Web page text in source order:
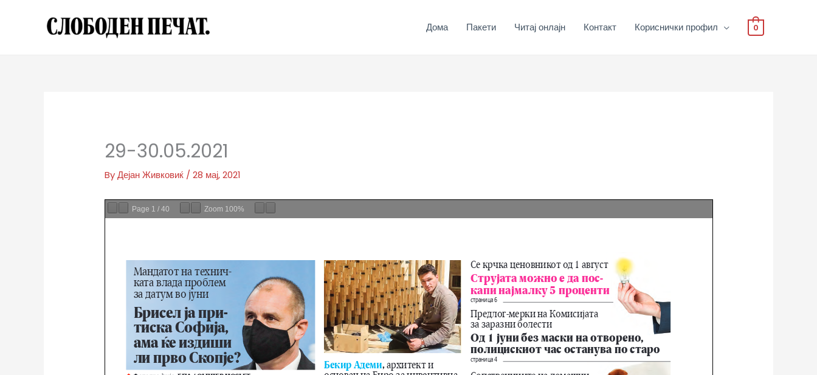
Дома Пакети Читај онлајн Контакт Кориснички профил 0
29-30.05.2021
ByДејан Живковиќ /28 мај, 2021
Page 1 /40 Zoom 100%